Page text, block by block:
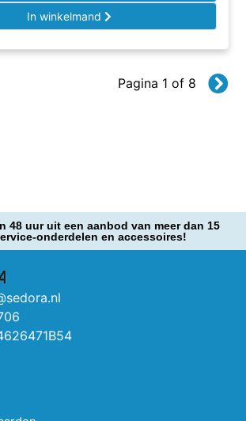
In winkelmand
Pagina 1 of 8
48 uur uit een aanbod van meer dan 15
onderdelen en accessoires!